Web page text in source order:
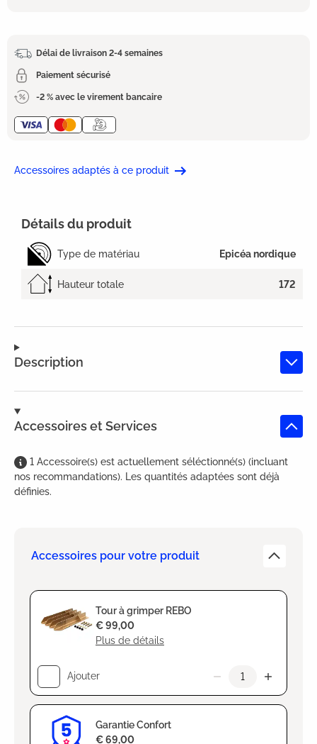
Délai de livraison 2-4 semaines
Paiement sécurisé
-2 % avec le virement bancaire
Accessoires adaptés à ce produit
Description
Accessoires et Services
1 Accessoire(s) est actuellement séléctionné(s) (incluant
nos recommandations). Les quantités adaptées sont déjà
définies.
Accessoires pour votre produit
Tour à grimper REBO
Plus de détails
€ 99,00
Ajouter
Garantie Confort
€ 69,00
Détails du produit
Type de matériau Epicéa nordique
Hauteur totale 172